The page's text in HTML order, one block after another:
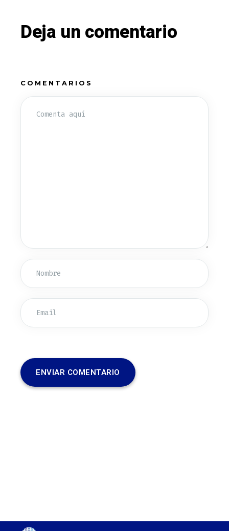
Deja un comentario
COMENTARIOS